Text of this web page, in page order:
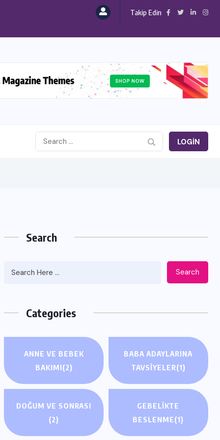
Takip Edin
LOGIN
Search
Search
Categories
ANNE VE BEBEK
BAKIMI(2)
BABA ADAYLARINA
TAVSIYELER(1)
DOĞUM VE SONRASI
(2)
GEBELIKTE
BESLENME(1)